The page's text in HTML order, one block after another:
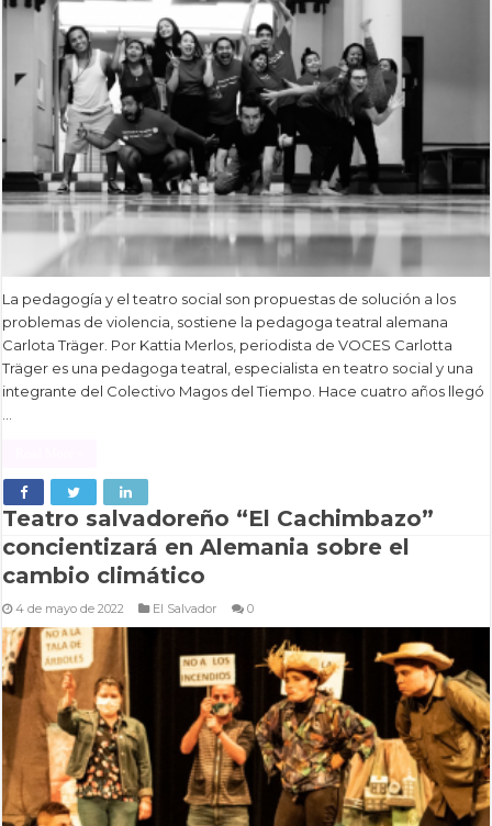
La pedagogía y el teatro social son propuestas de solución a los
problemas de violencia, sostiene la pedagoga teatral alemana
Carlota Träger. Por Kattia Merlos, periodista de VOCES Carlotta
Träger es una pedagoga teatral, especialista en teatro social y una
integrante del Colectivo Magos del Tiempo. Hace cuatro años llegó
Teatro salvadoreño “El Cachimbazo”
concientizará en Alemania sobre el
cambio climático
4 de mayo de 2022 El Salvador 0